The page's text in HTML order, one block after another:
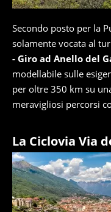
Secondo posto per la
solamente vocata al
- Giro ad Anello del
modellabile sulle
per oltre 350 km su
meravigliosi percorsi
La Ciclovia Via